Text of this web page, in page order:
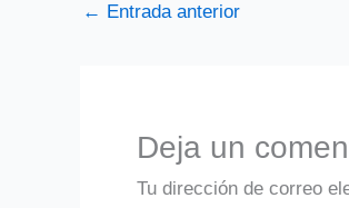
← Entrada anterior
Deja un
Tu dirección de correo